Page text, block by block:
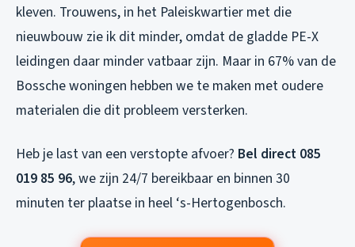
kleven. Trouwens, in het Paleiskwartier met die
nieuwbouw zie ik dit minder, omdat de gladde PE-X
leidingen daar minder vatbaar zijn. Maar in 67% van de
Bossche woningen hebben we te maken met oudere
materialen die dit probleem versterken.
Heb je last van een verstopte afvoer? Bel direct 085
019 85 96, we zijn 24/7 bereikbaar en binnen 30
minuten ter plaatse in heel ‘s-Hertogenbosch.